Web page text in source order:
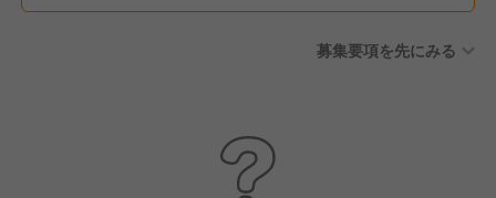
募集要項を先にみる